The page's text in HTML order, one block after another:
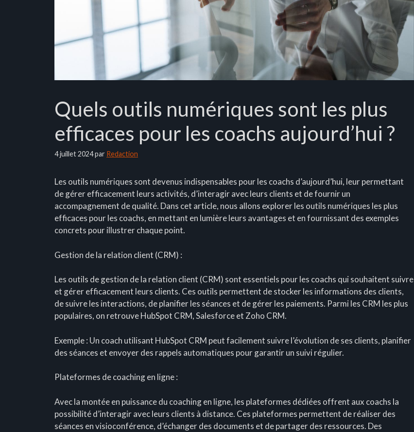
Quels outils numériques sont les plus
efficaces pour les coachs aujourd’hui ?
4 juillet 2024par Redaction
Les outils numériques sont devenus indispensables pour les coachs d’aujourd’hui, leur permettant
de gérer efficacement leurs activités, d’interagir avec leurs clients et de fournir un
accompagnement de qualité. Dans cet article, nous allons explorer les outils numériques les plus
efficaces pour les coachs, en mettant en lumière leurs avantages et en fournissant des exemples
concrets pour illustrer chaque point.
Gestion de la relation client (CRM) :
Les outils de gestion de la relation client (CRM) sont essentiels pour les coachs qui souhaitent suivre
et gérer efficacement leurs clients. Ces outils permettent de stocker les informations des clients,
de suivre les interactions, de planifier les séances et de gérer les paiements. Parmi les CRM les plus
populaires, on retrouve HubSpot CRM, Salesforce et Zoho CRM.
Exemple : Un coach utilisant HubSpot CRM peut facilement suivre l’évolution de ses clients, planifier
des séances et envoyer des rappels automatiques pour garantir un suivi régulier.
Plateformes de coaching en ligne :
Avec la montée en puissance du coaching en ligne, les plateformes dédiées offrent aux coachs la
possibilité d’interagir avec leurs clients à distance. Ces plateformes permettent de réaliser des
séances en visioconférence, d’échanger des documents et de partager des ressources. Des